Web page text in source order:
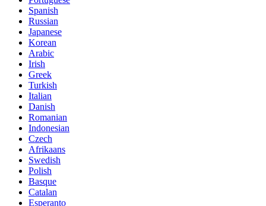
Spanish
Russian
Japanese
Korean
Arabic
Irish
Greek
Turkish
Italian
Danish
Romanian
Indonesian
Czech
Afrikaans
Swedish
Polish
Basque
Catalan
Esperanto